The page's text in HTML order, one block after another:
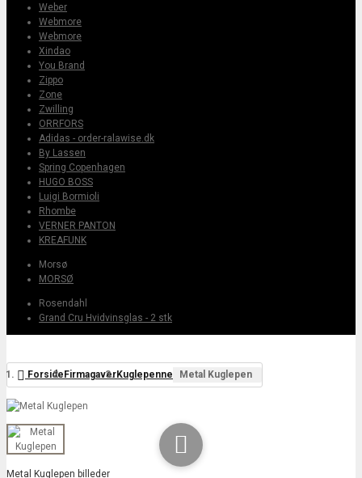
Weber
Webmore
Webmore
Xindao
You Brand
Zippo
Zone
Zwilling
ORRFORS
Adidas - order-ralawise.dk
By Lassen
Spring Copenhagen
HUGO BOSS
Luigi Bormioli
Rhombe
VERNER PANTON
KREAFUNK
Morsø
MORSØ
Rosendahl
Grand Cru Hvidvinsglas - 2 stk
Forside FirmagaverKuglepenne Metal Kuglepen

Metal Kuglepen billeder